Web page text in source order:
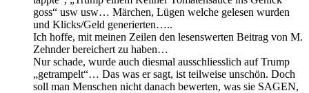
goss“ usw usw… Märchen, Lügen welche gelesen wurden
und Klicks/Geld generierten…..
Ich hoffe, mit meinen Zeilen den lesenswerten Beitrag von M.
Zehnder bereichert zu haben…
Nur schade, wurde auch diesmal ausschliesslich auf Trump
„getrampelt“… Das was er sagt, ist teilweise unschön. Doch
soll man Menschen nicht danach bewerten, was sie SAGEN,